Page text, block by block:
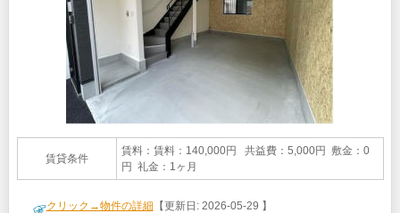
賃貸条件
賃料：賃料：140,000円 共益費：5,000円 敷金：0
円 礼金：1ヶ月
クリック→物件の詳細 【更新日: 2026-05-29 】